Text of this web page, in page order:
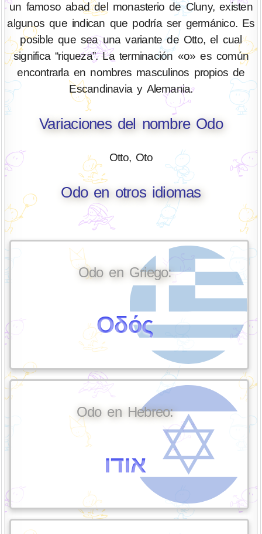
un famoso abad del monasterio de Cluny, existen
algunos que indican que podría ser germánico. Es
posible que sea una variante de Otto, el cual
significa “riqueza”. La terminación «o» es común
encontrarla en nombres masculinos propios de
Escandinavia y Alemania.
Variaciones del nombre Odo
Otto, Oto
Odo en otros idiomas
Odo en Griego:
Οδός
Odo en Hebreo:
אודו